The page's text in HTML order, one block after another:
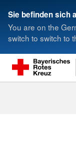
Sie befinden sich
You are on the
switch to switch to